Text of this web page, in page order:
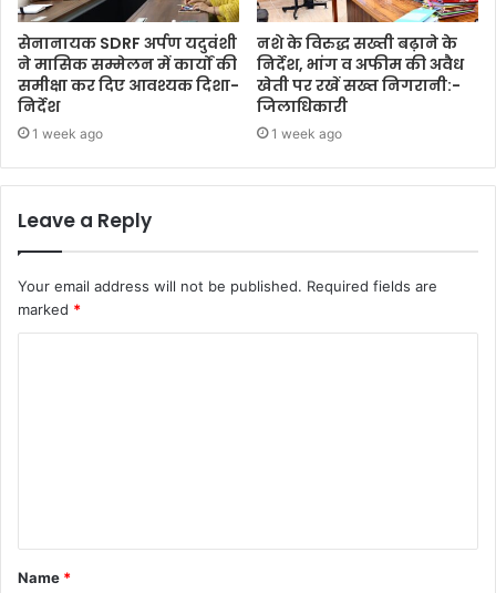
सेनानायक SDRF अर्पण यदुवंशी
ने मासिक सम्मेलन में कार्यों की
समीक्षा कर दिए आवश्यक दिशा-
निर्देश
1 week ago
नशे के विरुद्ध सख्ती बढ़ाने के
निर्देश, भांग व अफीम की अवैध
खेती पर रखें सख्त निगरानी:-
जिलाधिकारी
1 week ago
Leave a Reply
Your email address will not be published. Required fields are
marked *
t
*
Name *